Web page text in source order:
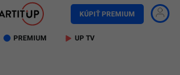
KÚPIŤ PREMIUM
PREMIUM UP TV